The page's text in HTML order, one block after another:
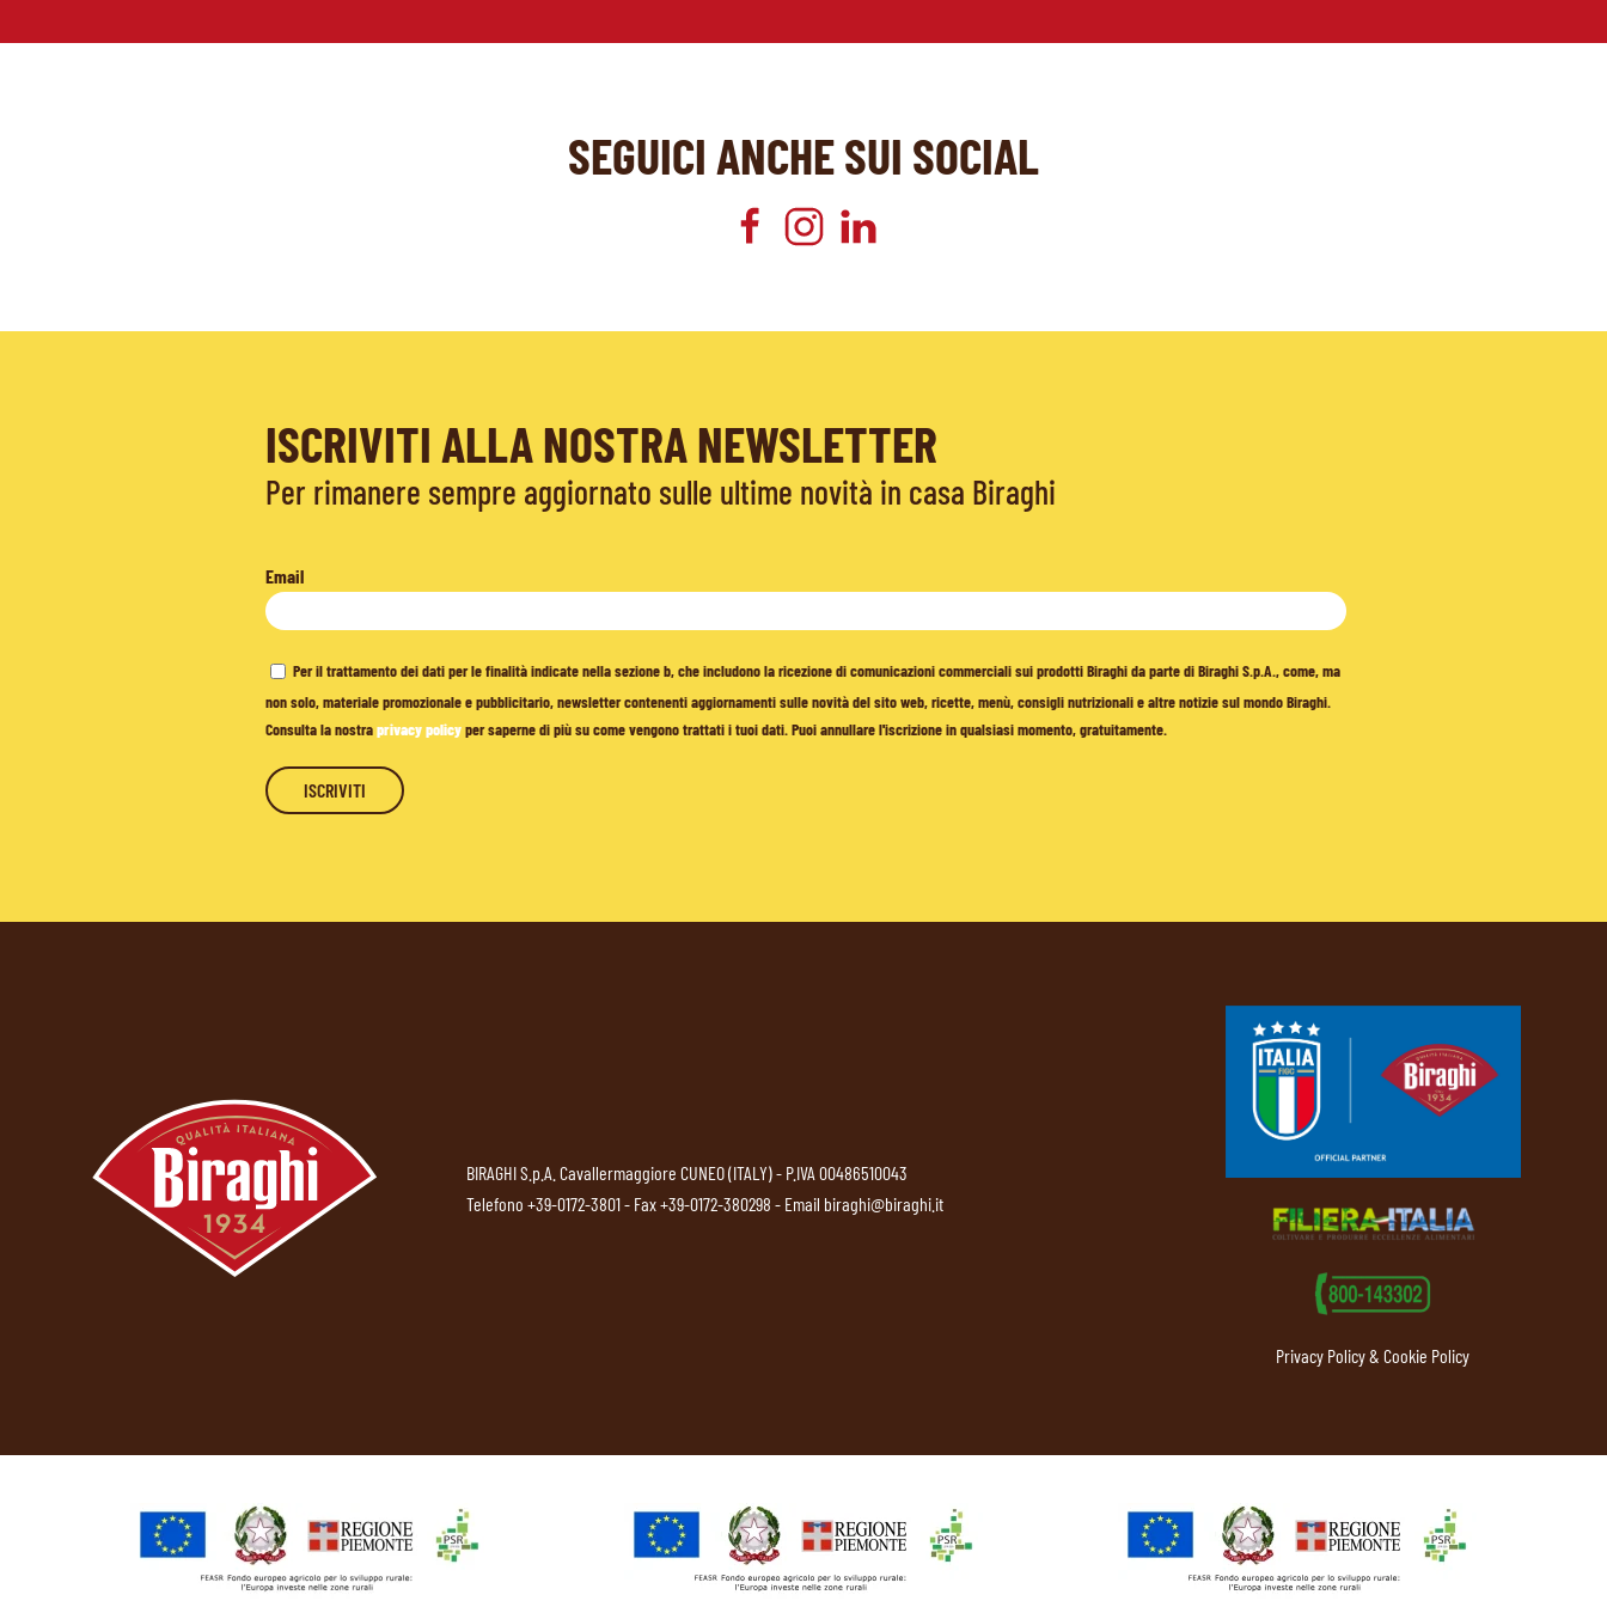
SEGUICI ANCHE SUI SOCIAL
ISCRIVITI ALLA NOSTRA NEWSLETTER
Per rimanere sempre aggiornato sulle ultime novità in casa Biraghi
Email
Per il trattamento dei dati per le finalità indicate nella sezione b, che includono la ricezione di comunicazioni commerciali sui prodotti Biraghi da parte di Biraghi S.p.A., come, ma
non solo, materiale promozionale e pubblicitario, newsletter contenenti aggiornamenti sulle novità del sito web, ricette, menù, consigli nutrizionali e altre notizie sul mondo Biraghi.
Consulta la nostraprivacy policyper saperne di più su come vengono trattati i tuoi dati. Puoi annullare l'iscrizione in qualsiasi momento, gratuitamente.
BIRAGHI S.p.A. Cavallermaggiore CUNEO (ITALY) - P.IVA 00486510043
Telefono +39-0172-3801- Fax +39-0172-380298 - Email biraghi@biraghi.it
Privacy Policy & Cookie Policy